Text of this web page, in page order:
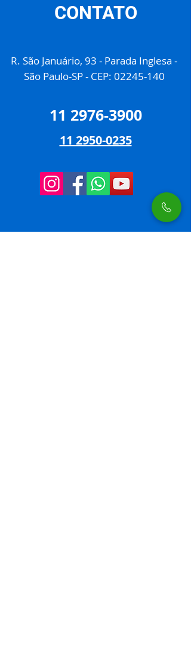
CONTATO
R. São Januário, 93 - Parada Inglesa -
São Paulo-SP - CEP: 02245-140
11 2976-3900
11 2950-0235